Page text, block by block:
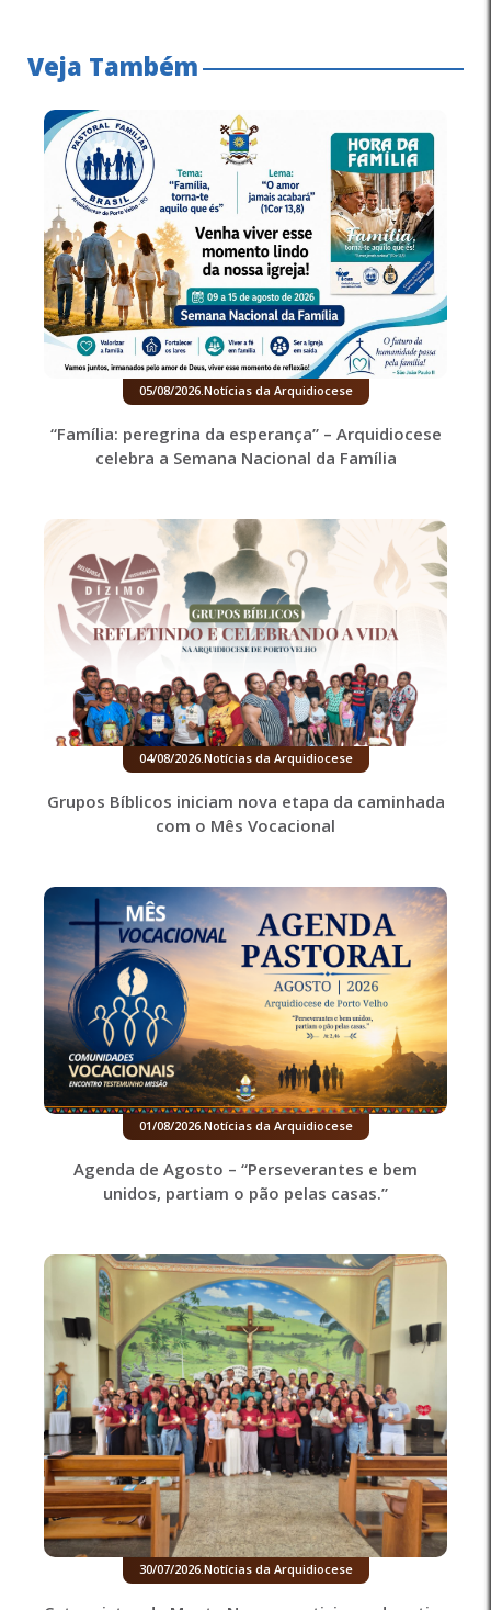
Veja Também
05/08/2026.Notícias da Arquidiocese
“Família: peregrina da esperança” – Arquidiocese
celebra a Semana Nacional da Família
04/08/2026.Notícias da Arquidiocese
Grupos Bíblicos iniciam nova etapa da caminhada
com o Mês Vocacional
01/08/2026.Notícias da Arquidiocese
Agenda de Agosto – “Perseverantes e bem
unidos, partiam o pão pelas casas.”
30/07/2026.Notícias da Arquidiocese